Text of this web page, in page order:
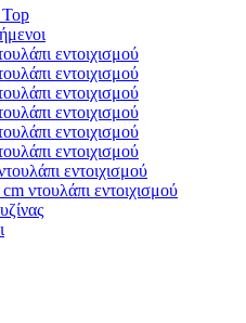
εντοιχισμού
εντοιχισμού
εντοιχισμού
εντοιχισμού
εντοιχισμού
εντοιχισμού
εντοιχισμού
ντουλάπι εντοιχισμού